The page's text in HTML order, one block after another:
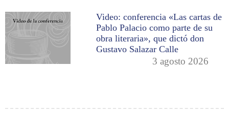
Video: conferencia «Las cartas de
Pablo Palacio como parte de su
obra literaria», que dictó don
Gustavo Salazar Calle
3 agosto 2026